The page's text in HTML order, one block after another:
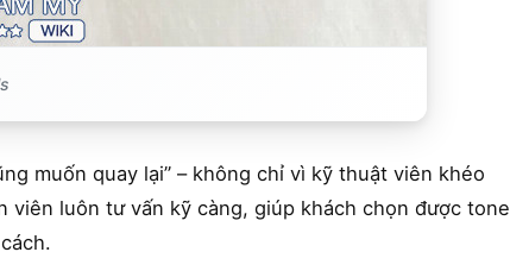
muốn quay lại” – không chỉ vì kỹ thuật viên khéo
luôn tư vấn kỹ càng, giúp khách chọn được tone